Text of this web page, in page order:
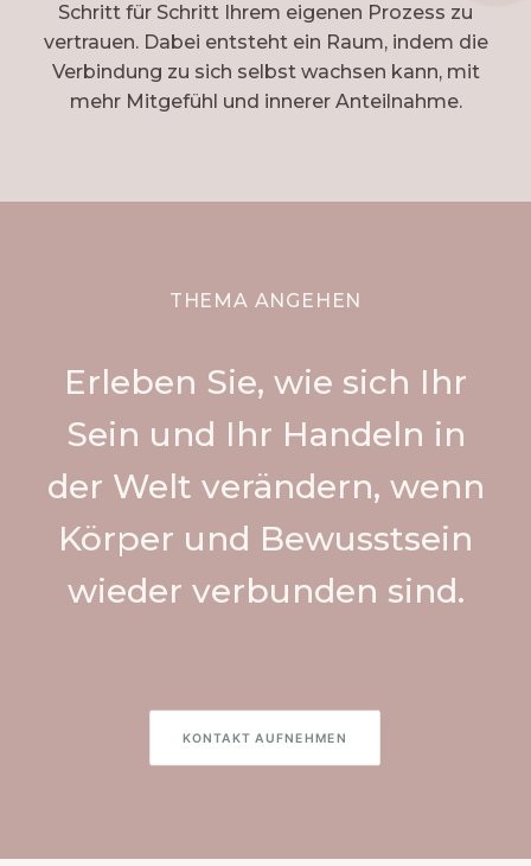
Schritt für Schritt Ihrem eigenen Prozess zu
vertrauen. Dabei entsteht ein Raum, indem die
Verbindung zu sich selbst wachsen kann, mit
mehr Mitgefühl und innerer Anteilnahme.
THEMA ANGEHEN
Erleben Sie, wie sich Ihr
Sein und Ihr Handeln in
der Welt verändern, wenn
Körper und Bewusstsein
wieder verbunden sind.
KONTAKT AUFNEHMEN